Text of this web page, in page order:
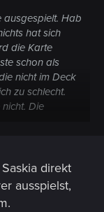
ausgespielt. Hab
hat sich
die Karte
schon als
nicht im Deck
zu schlecht.
Die
direkt
ausspielst,